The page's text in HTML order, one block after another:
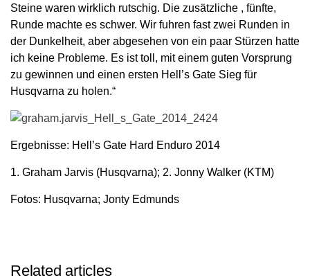
Steine ​​waren wirklich rutschig. Die zusätzliche , fünfte,
Runde machte es schwer. Wir fuhren fast zwei Runden in
der Dunkelheit, aber abgesehen von ein paar Stürzen hatte
ich keine Probleme. Es ist toll, mit einem guten Vorsprung
zu gewinnen und einen ersten Hell’s Gate Sieg für
Husqvarna zu holen.“
Ergebnisse: Hell’s Gate Hard Enduro 2014
1. Graham Jarvis (Husqvarna); 2. Jonny Walker (KTM)
Fotos: Husqvarna; Jonty Edmunds
Related articles